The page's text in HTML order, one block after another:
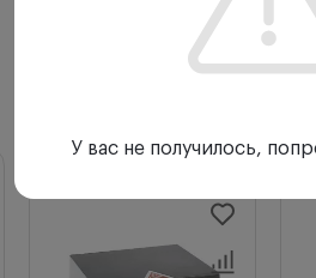
У вас не получилось,